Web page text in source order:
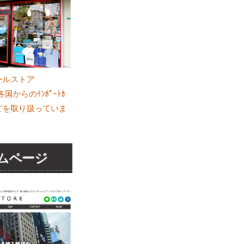
ルストア
国からのｲﾝﾎﾟｰﾄｶ
を取り扱っていま
ページ